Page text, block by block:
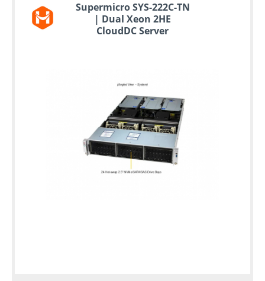
Supermicro SYS-222C-TN
| Dual Xeon 2HE
CloudDC Server